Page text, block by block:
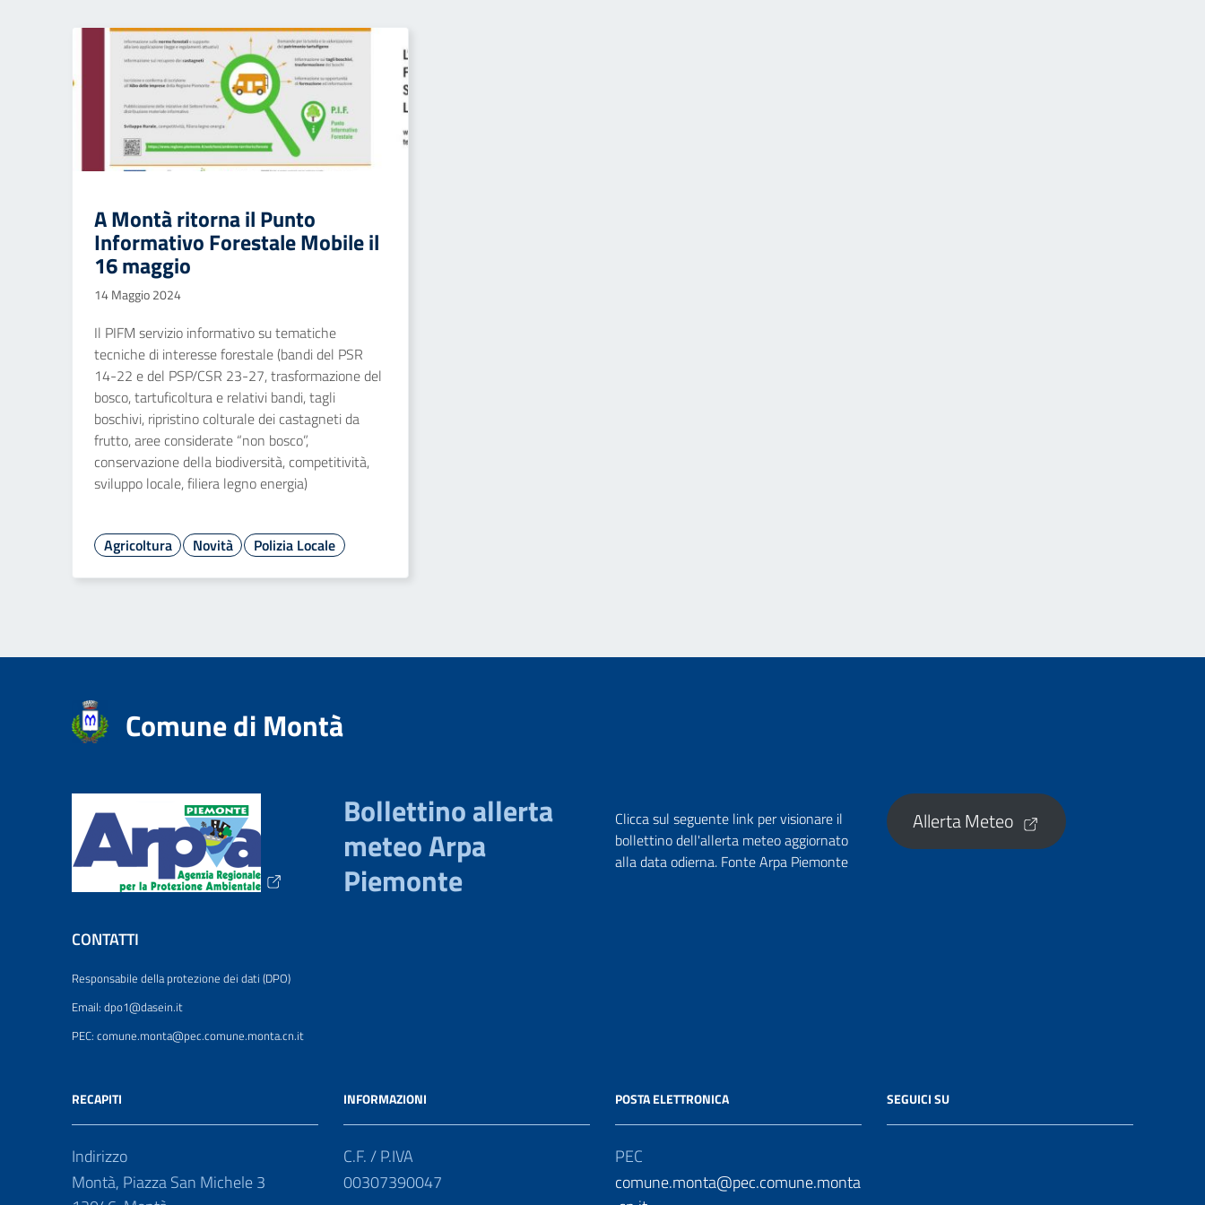
A Montà ritorna il Punto
Informativo Forestale Mobile il
16 maggio
14 Maggio 2024
Il PIFM servizio informativo su tematiche
tecniche di interesse forestale (bandi del PSR
14-22 e del PSP/CSR 23-27, trasformazione del
bosco, tartuficoltura e relativi bandi, tagli
boschivi, ripristino colturale dei castagneti da
frutto, aree considerate “non bosco”,
conservazione della biodiversità, competitività,
sviluppo locale, filiera legno energia)
Agricoltura Novità Polizia Locale
Comune di Montà
Bollettino allerta
meteo Arpa
Piemonte
Clicca sul seguente link per visionare il
bollettino dell'allerta meteo aggiornato
alla data odierna. Fonte Arpa Piemonte
Allerta Meteo
CONTATTI
Responsabile della protezione dei dati (DPO)
Email: dpo1@dasein.it
PEC: comune.monta@pec.comune.monta.cn.it
RECAPITI
Indirizzo
Montà, Piazza San Michele 3
INFORMAZIONI
C.F. / P.IVA
00307390047
POSTA ELETTRONICA
PEC
comune.monta@pec.comune.monta
SEGUICI SU